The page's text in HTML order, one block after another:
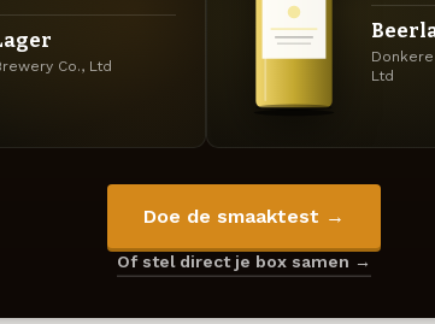
Co., Ltd
Ltd
Doe de smaaktest →
Of stel direct je box samen →